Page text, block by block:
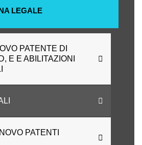
LEGALE
PATENTE DI
E E ABILITAZIONI
PATENTI